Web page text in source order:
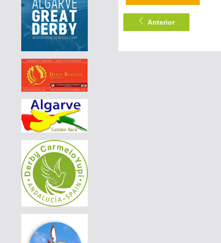
NO-25-032-0529|60 EUR
AGD WINTER RACE 2026 - 13B
NO-25-026-0577|70 EUR
DE-25-08467-534|70 EUR
AGD WINTER RACE 2026 - 13C
DE-25-07744-749|150 EUR
AGD WINTER RACE 2026 - 13A
DE-25-07744-749|140 EUR
AGD WINTER RACE 2026 - 13A
PT26-6007326| 75 EUR
LUÍS MORAIS RACING PIGEONS
DE-25-08988-435|80 EUR
AGD WINTER RACE 2026 - 13C
DE-25-07744-749|130 EUR
NL-25-1555288 |110 EUR
AGD WINTER RACE 2026 - 13C
Anterior